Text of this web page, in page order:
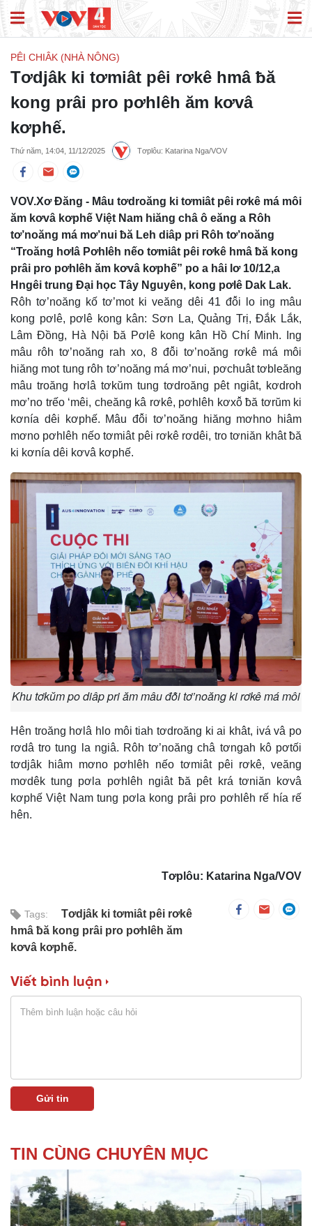
PÊI CHIÂK (NHÀ NÔNG)
Tơdjâk ki tơmiât pêi rơkê hmâ ƀă
kong prâi pro pơhlêh ăm kơvâ
kơphế.
Thứ năm, 14:04, 11/12/2025 Tơplôu: Katarina Nga/VOV
VOV.Xơ Đăng - Mâu tơdroăng ki tơmiât pêi rơkê má môi
ăm kơvâ kơphế Việt Nam hiăng châ ô eăng a Rôh
tơ’noăng má mơ’nui ƀă Leh diâp pri Rôh tơ’noăng
“Troăng hơlâ Pơhlêh nếo tơmiât pêi rơkê hmâ ƀă kong
prâi pro pơhlêh ăm kơvâ kơphế” po a hâi lơ 10/12,a
Hngêi trung Đại học Tây Nguyên, kong pơlê Dak Lak.
Rôh tơ’noăng kố tơ’mot ki veăng dêi 41 đô̆i lo ing mâu
kong pơlê, pơlê kong kân: Sơn La, Quảng Trị, Đắk Lắk,
Lâm Đồng, Hà Nội ƀă Pơlê kong kân Hồ Chí Minh. Ing
mâu rôh tơ’noăng rah xo, 8 đô̆i tơ’noăng rơkê má môi
hiăng mot tung rôh tơ’noăng má mơ’nui, pơchuât tơbleăng
mâu troăng hơlâ tơkŭm tung tơdroăng pêt ngiât, kơdroh
mơ’no trếo ‘mêi, cheăng kâ rơkê, pơhlêh kơxô̆ ƀă tơrŭm ki
kơnía dêi kơphế. Mâu đô̆i tơ’noăng hiăng mơhno hiâm
mơno pơhlêh nếo tơmiât pêi rơkê rơdêi, tro tơniăn khât ƀă
ki kơnía dêi kơvâ kơphế.
Khu tơkŭm po diâp pri ăm mâu đô̆i tơ’noăng ki rơkê má môi
Hên troăng hơlâ hlo môi tiah tơdroăng ki ai khât, ivá vâ po
rơdâ tro tung la ngiâ. Rôh tơ’noăng châ tơngah kô pơtối
tơdjâk hiâm mơno pơhlêh nếo tơmiât pêi rơkê, veăng
mơdêk tung pơla pơhlêh ngiât ƀă pêt krá tơniăn kơvâ
kơphế Việt Nam tung pơla kong prâi pro pơhlêh rế hía rế
hên.
Tơplôu: Katarina Nga/VOV
Tags:
Tơdjâk ki tơmiât pêi rơkê
hmâ ƀă kong prâi pro pơhlêh ăm
kơvâ kơphế.
Viết bình luận
TIN CÙNG CHUYÊN MỤC